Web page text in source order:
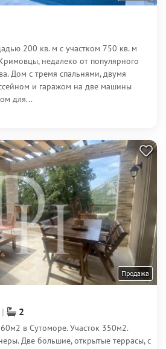
200 кв. м с участком 750 кв. м
недалеко от популярного
Дом с тремя спальнями, двумя
и гаражом на две машины
для...
Продажа
2
в Сутоморе. Участок 350м2.
Две большие, открытые террасы, с